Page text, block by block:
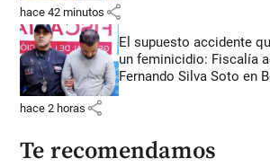
hace 42 minutos share
El supuesto accidente
un feminicidio: Fiscalía
Fernando Silva Soto en
hace 2 horas share
Te recomendamos